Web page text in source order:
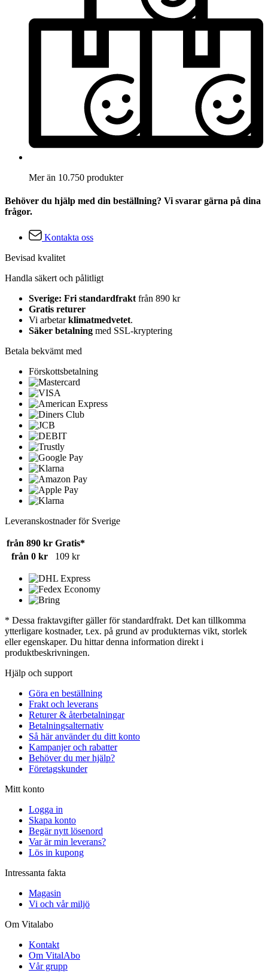
Mer än 10.750 produkter
Behöver du hjälp med din beställning? Vi svarar gärna på dina
frågor.
Kontakta oss
Bevisad kvalitet
Handla säkert och pålitligt
Sverige: Fri standardfrakt från 890 kr
Gratis returer
Vi arbetarklimatmedvetet.
Säker betalning med SSL-kryptering
Betala bekvämt med
Förskottsbetalning
Leveranskostnader för Sverige
från 890 kr Gratis*
från 0 kr
109 kr
* Dessa fraktavgifter gäller för standardfrakt. Det kan tillkomma
ytterligare kostnader, t.ex. på grund av produkternas vikt, storlek
eller egenskaper. Du hittar denna information direkt i
produktbeskrivningen.
Hjälp och support
Göra en beställning
Frakt och leverans
Returer & återbetalningar
Betalningsalternativ
Så här använder du ditt konto
Kampanjer och rabatter
Behöver du mer hjälp?
Företagskunder
Mitt konto
Logga in
Skapa konto
Begär nytt lösenord
Var är min leverans?
Lös in kupong
Intressanta fakta
Magasin
Vi och vår miljö
Om Vitalabo
Kontakt
Om VitalAbo
Vår grupp